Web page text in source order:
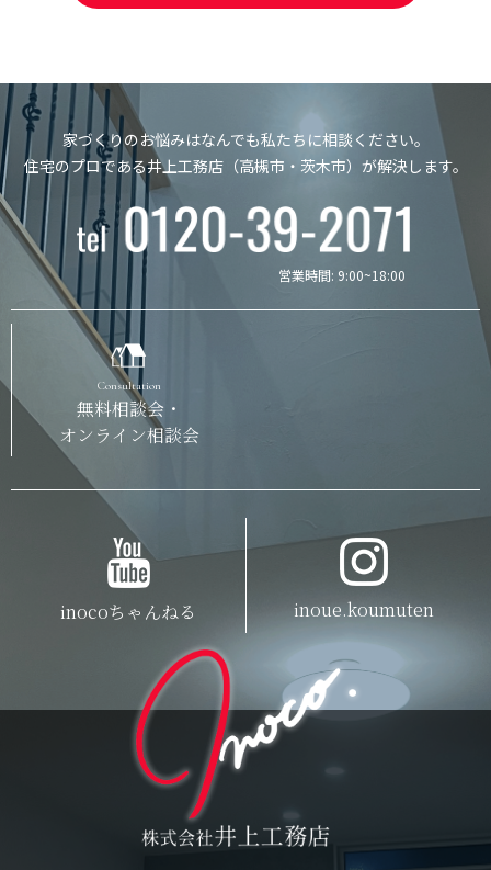
家づくりのお悩みはなんでも私たちに相談ください。
住宅のプロである井上工務店（高槻市・茨木市）が解決します。
営業時間: 9:00~18:00
Consultation
無料相談会・
オンライン相談会
inocoちゃんねる inoue.koumuten